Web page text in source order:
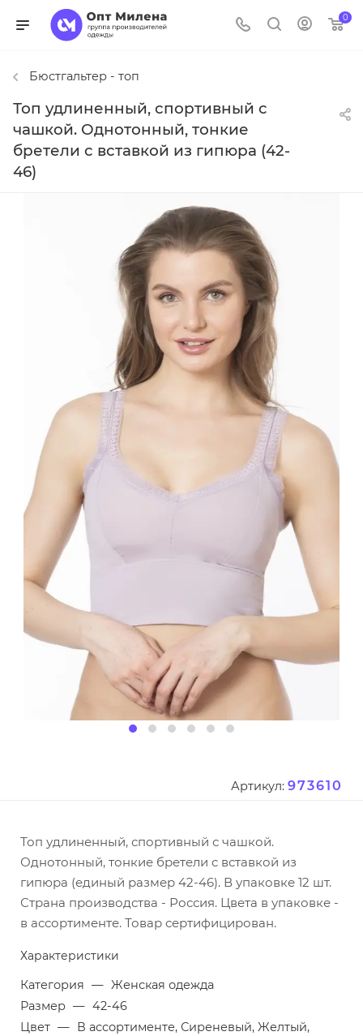
0
Бюстгальтер - топ
Топ удлиненный, спортивный с
чашкой. Однотонный, тонкие
бретели с вставкой из гипюра (42-
46)
Артикул: 973610
Топ удлиненный, спортивный с чашкой.
Однотонный, тонкие бретели с вставкой из
гипюра (единый размер 42-46). В упаковке 12 шт.
Страна производства - Россия. Цвета в упаковке -
в ассортименте. Товар сертифицирован.
Характеристики
Категория — Женская одежда
Размер — 42-46
Цвет — В ассортименте, Сиреневый, Желтый,